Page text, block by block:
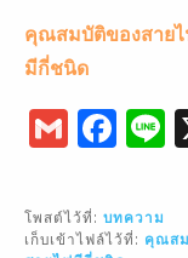
คุณสมบัติของสาย
มีกี่ชนิด
G
m
ai
l
F
a
c
e
n
โพสต์ไว้ที่: บทความ
เก็บเข้าไฟล์ไว้ที่: คุณส